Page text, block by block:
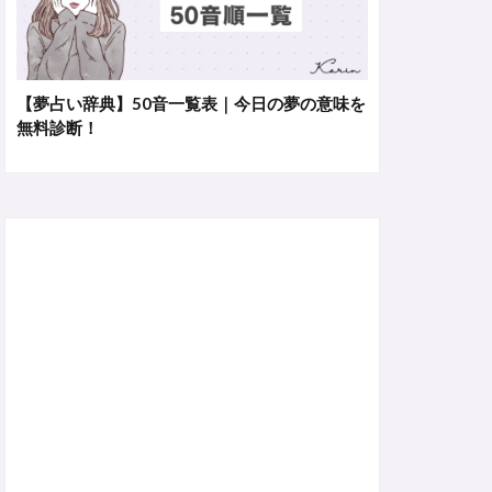
【夢占い辞典】50音一覧表｜今日の夢の意味を
無料診断！